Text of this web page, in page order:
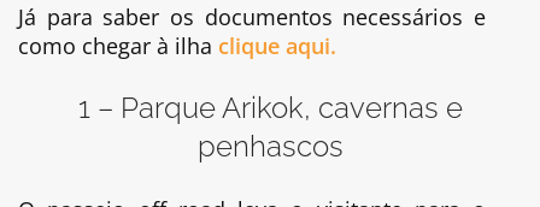
Já para saber os documentos necessários e
como chegar à ilha clique aqui.
1 – Parque Arikok, cavernas e
penhascos